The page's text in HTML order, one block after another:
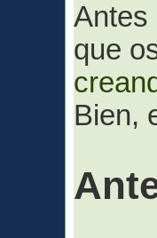
Antes
que
Bien,